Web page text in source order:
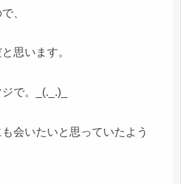
、
思います。
で。_(._.)_
会いたいと思っていたよう